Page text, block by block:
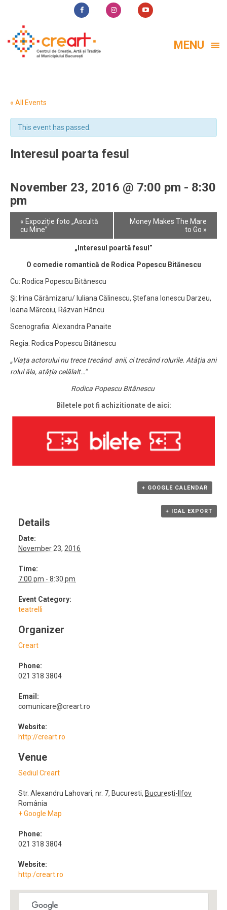
MENU
« All Events
This event has passed.
Interesul poarta fesul
November 23, 2016 @ 7:00 pm - 8:30
pm
Event
Navigation
« Expoziție foto „Ascultă
cu Mine”
Money Makes The Mare
to Go »
„Interesul poartă fesul”
O comedie romantică de Rodica Popescu Bitănescu
Cu: Rodica Popescu Bitănescu
Și: Irina Cărămizaru/ Iuliana Călinescu, Ștefana Ionescu Darzeu,
Ioana Mărcoiu, Răzvan Hâncu
Scenografia: Alexandra Panaite
Regia: Rodica Popescu Bitănescu
„Viața actorului nu trece trecând anii, ci trecând rolurile. Atâția ani
rolul ăla, atâția celălalt…”
Rodica Popescu Bitănescu
Biletele pot fi achizitionate de aici:
+ GOOGLE CALENDAR
+ ICAL EXPORT
Details
Date:
November 23, 2016
Time:
7:00 pm - 8:30 pm
Event Category:
teatrelli
Organizer
Creart
Phone:
021 318 3804
Email:
comunicare@creart.ro
Website:
http://creart.ro
Venue
Sediul Creart
Str. Alexandru Lahovari, nr. 7, Bucuresti, Bucuresti-Ilfov
România
+ Google Map
Phone:
021 318 3804
Website:
http:/creart.ro